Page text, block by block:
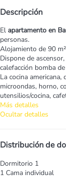
Descripción
El apartamento en
personas.
Alojamiento de 90
Dispone de
calefacción bomba
La cocina americana,
microondas, horno,
utensilios/cocina,
Más detalles
Ocultar detalles
Distribución de
Dormitorio 1
1 Cama individual